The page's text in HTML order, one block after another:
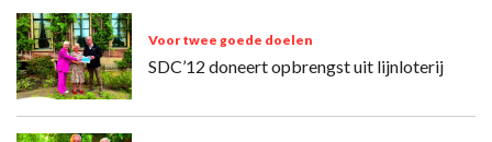
Voor twee goede doelen
SDC’12 doneert opbrengst uit lijnloterij